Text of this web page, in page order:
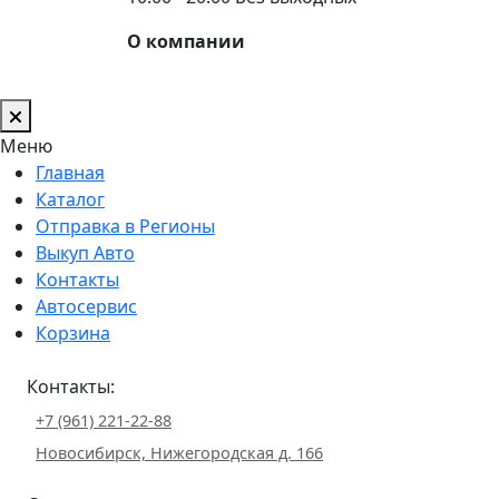
О компании
Меню
Главная
Каталог
Отправка в Регионы
Выкуп Авто
Контакты
Автосервис
Корзина
Контакты:
+7 (961) 221-22-88
Новосибирск, Нижегородская д. 166